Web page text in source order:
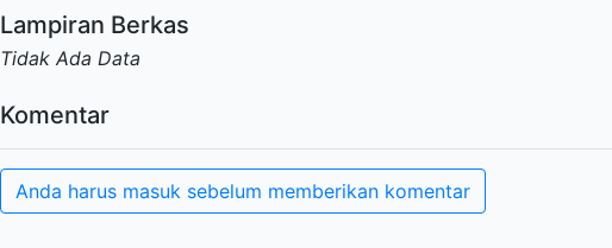
Lampiran Berkas
Tidak Ada Data
Komentar
Anda harus masuk sebelum memberikan komentar